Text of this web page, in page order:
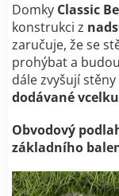
Domky Classic
konstrukci z
zaručuje, že se
prohýbat a
dále zvyšují
dodávané
Obvodový
základního